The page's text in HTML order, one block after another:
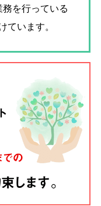
を行っている
います。